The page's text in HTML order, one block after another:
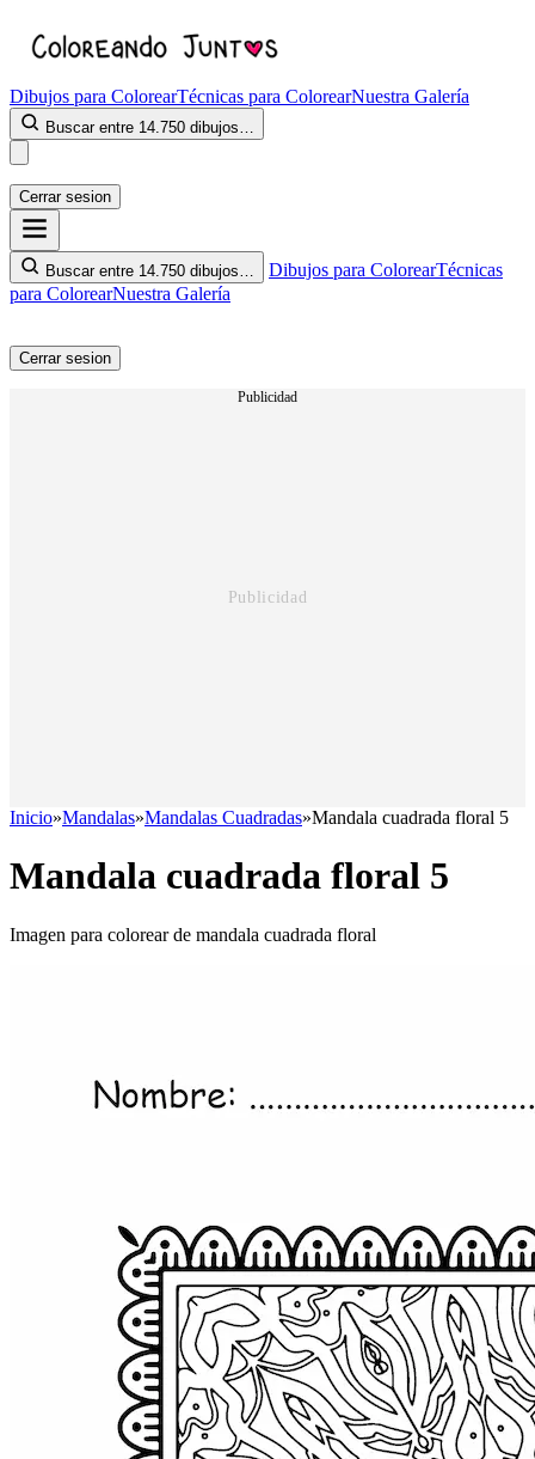
Dibujos para ColorearTécnicas para ColorearNuestra Galería
Buscar entre 14.750 dibujos…
Cerrar sesion
Buscar entre 14.750 dibujos… Dibujos para ColorearTécnicas
para ColorearNuestra Galería
Cerrar sesion
Publicidad
Inicio»Mandalas»Mandalas Cuadradas»Mandala cuadrada floral 5
Mandala cuadrada floral 5
Imagen para colorear de mandala cuadrada floral